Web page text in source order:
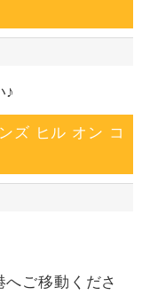
♪
ズ ヒル オン コ
ご移動くださ